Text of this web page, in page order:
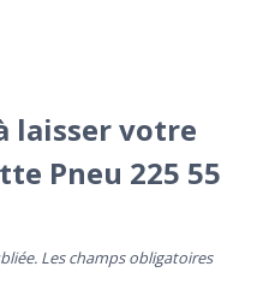
laisser votre
Pneu 225 55
Les champs obligatoires